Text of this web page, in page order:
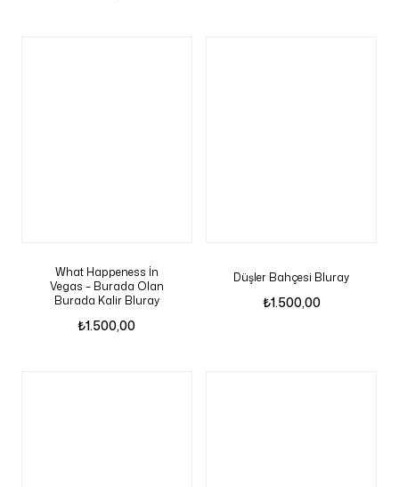
What Happeness İn
Vegas – Burada Olan
Burada Kalir Bluray
₺1.500,00
Düşler Bahçesi Bluray
₺1.500,00